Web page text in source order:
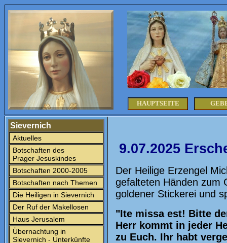
HAUPTSEITE
Sievernich
Aktuelles
Botschaften des
Prager Jesuskindes
Botschaften 2000-2005
Botschaften nach Themen
Die Heiligen in Sievernich
Der Ruf der Makellosen
Haus Jerusalem
Übernachtung in
Sievernich - Unterkünfte
9.07.2025
Der Heilige Erzengel
gefalteten Händen zum
goldener Stickerei und
"Ite missa est! Bitte
Herr kommt in jeder
zu Euch. Ihr habt